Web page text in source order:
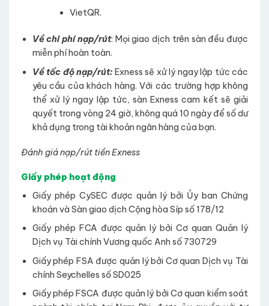
VietQR.
Về chi phí nạp/rút: Mọi giao dịch trên sàn đều được
miễn phí hoàn toàn.
Về tốc độ nạp/rút: Exness sẽ xử lý ngay lập tức các
yêu cầu của khách hàng. Với các trường hợp không
thể xử lý ngay lập tức, sàn Exness cam kết sẽ giải
quyết trong vòng 24 giờ, không quá 10 ngày để số dư
khả dụng trong tài khoản ngân hàng của bạn.
Đánh giá nạp/rút tiền Exness
Giấy phép hoạt động
Giấy phép CySEC được quản lý bởi Ủy ban Chứng
khoán và Sàn giao dịch Cộng hòa Síp số 178/12
Giấy phép FCA được quản lý bởi Cơ quan Quản lý
Dịch vụ Tài chính Vương quốc Anh số 730729
Giấy phép FSA được quản lý bởi Cơ quan Dịch vụ Tài
chính Seychelles số SD025
Giấy phép FSCA được quản lý bởi Cơ quan kiểm soát